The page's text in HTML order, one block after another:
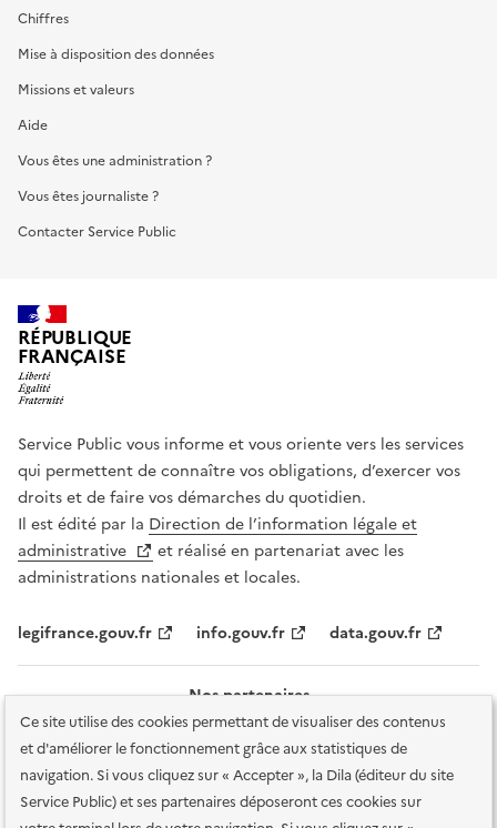
Ce site utilise des cookies permettant de visualiser des contenus
et d'améliorer le fonctionnement grâce aux statistiques de
navigation. Si vous cliquez sur « Accepter », la Dila (éditeur du site
Service Public) et ses partenaires déposeront ces cookies sur
Chiffres
Mise à disposition des données
Missions et valeurs
Aide
Vous êtes une administration ?
Vous êtes journaliste ?
Contacter Service Public
RÉPUBLIQUE
FRANÇAISE
Service Public vous informe et vous oriente vers les services
qui permettent de connaître vos obligations, d’exercer vos
droits et de faire vos démarches du quotidien.
Il est édité par la Direction de l’information légale et
administrative
et réalisé en partenariat avec les
administrations nationales et locales.
legifrance.gouv.fr info.gouv.fr data.gouv.fr
Nos partenaires